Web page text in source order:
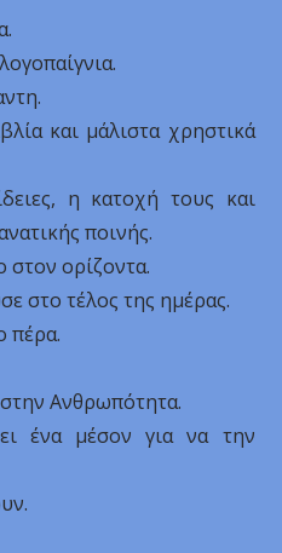
και μάλιστα χρηστικά
η κατοχή τους και
ποινής.
στον ορίζοντα.
στο τέλος της ημέρας.
πέρα.
Ανθρωπότητα.
ένα μέσον για να την